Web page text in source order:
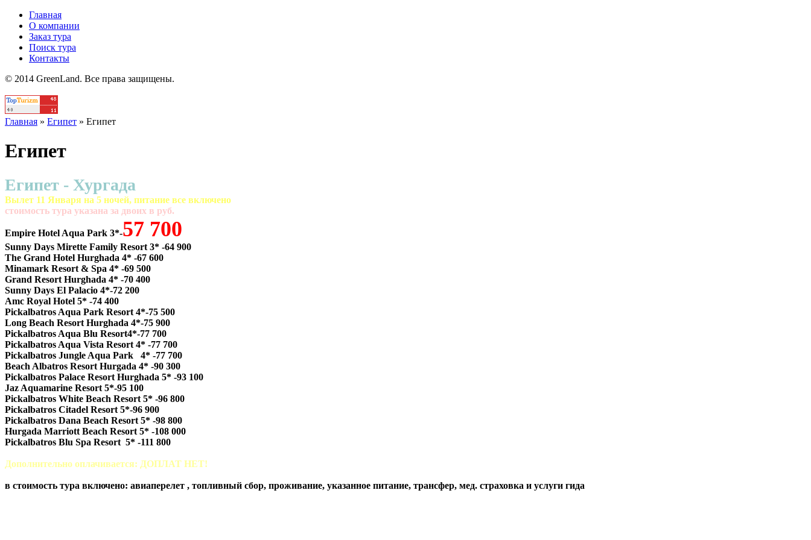
Главная
О компании
Заказ тура
Поиск тура
Контакты
© 2014 GreenLand. Все права защищены.
Главная » Египет » Египет
Египет
Египет - Хургада
Вылет 11 Января на 5 ночей, питание все включено
cтоимость тура указана за двоих в руб.
Empire Hotel Aqua Park 3*-57 700
Sunny Days Mirette Family Resort 3* -64 900
The Grand Hotel Hurghada 4* -67 600
Minamark Resort & Spa 4* -69 500
Grand Resort Hurghada 4* -70 400
Sunny Days El Palacio 4*-72 200
Amc Royal Hotel 5* -74 400
Pickalbatros Aqua Park Resort 4*-75 500
Long Beach Resort Hurghada 4*-75 900
Pickalbatros Aqua Blu Resort4*-77 700
Pickalbatros Aqua Vista Resort 4* -77 700
Pickalbatros Jungle Aqua Park 4* -77 700
Beach Albatros Resort Hurgada 4* -90 300
Pickalbatros Palace Resort Hurghada 5* -93 100
Jaz Aquamarine Resort 5*-95 100
Pickalbatros White Beach Resort 5* -96 800
Pickalbatros Citadel Resort 5*-96 900
Pickalbatros Dana Beach Resort 5* -98 800
Hurgada Marriott Beach Resort 5* -108 000
Pickalbatros Blu Spa Resort 5* -111 800
Дополнительно оплачивается: ДОПЛАТ НЕТ!
в стоимость тура включено: авиаперелет , топливный сбор, проживание, указанное питание, трансфер, мед. страховка и услуги гида